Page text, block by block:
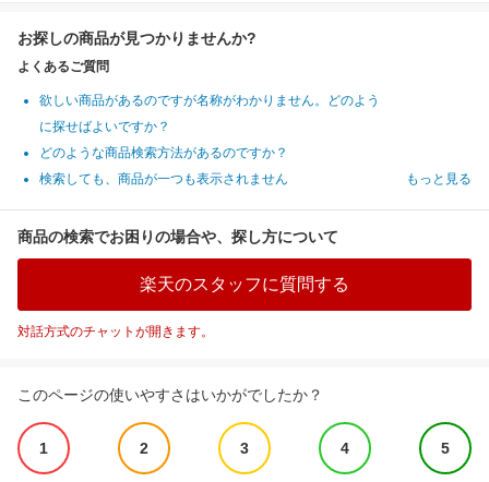
お探しの商品が見つかりませんか?
よくあるご質問
欲しい商品があるのですが名称がわかりません。どのよう
に探せばよいですか？
どのような商品検索方法があるのですか？
検索しても、商品が一つも表示されません
もっと見る
商品の検索でお困りの場合や、探し方について
楽天のスタッフに質問する
対話方式のチャットが開きます。
このページの使いやすさはいかがでしたか？
1 2 3 4 5